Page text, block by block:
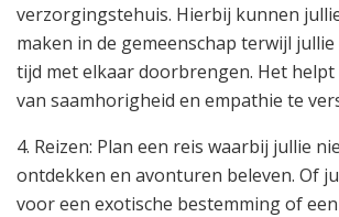
verzorgingstehuis. Hierbij kunnen
maken in de gemeenschap terwijl
tijd met elkaar doorbrengen. Het helpt
van saamhorigheid en empathie te
4. Reizen: Plan een reis waarbij jullie
ontdekken en avonturen beleven. Of
voor een exotische bestemming of